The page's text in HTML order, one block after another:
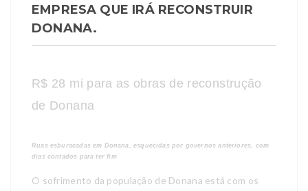
EMPRESA QUE IRÁ RECONSTRUIR
DONANA.
R$ 28 mi para as obras de reconstrução
de Donana
Ruas esburacadas em Donana, esquecidas por governos anteriores, com
dias contados para ter fim
O sofrimento da população de Donana está com os